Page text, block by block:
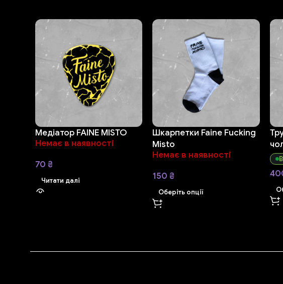
Медіатор FAINE MISTO
Немає в наявності
70 ₴
Читати далі
Шкарпетки Faine Fucking
Misto
Немає в наявності
150₴
Оберіть опції